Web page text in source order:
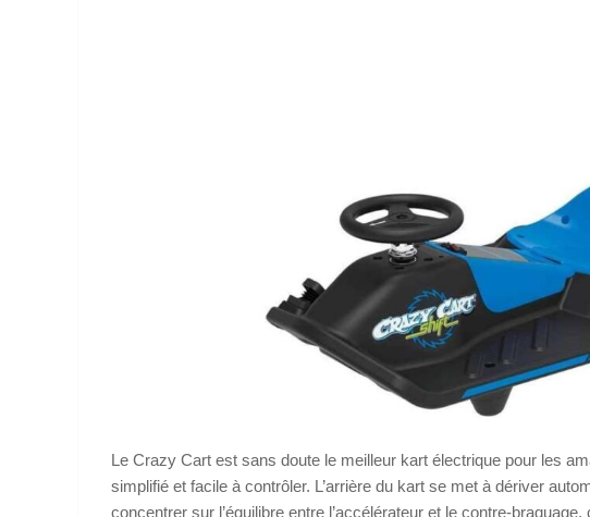
Le Crazy Cart est sans doute le meilleur kart électrique pour les
simplifié et facile à contrôler. L’arrière du kart se met à dériver
concentrer sur l’équilibre entre l’accélérateur et le contre-braquage,